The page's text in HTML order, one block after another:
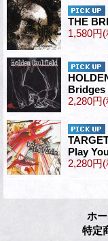
THE
1,580円
Bridges
2,280円
Play
2,280円
ホ
特定